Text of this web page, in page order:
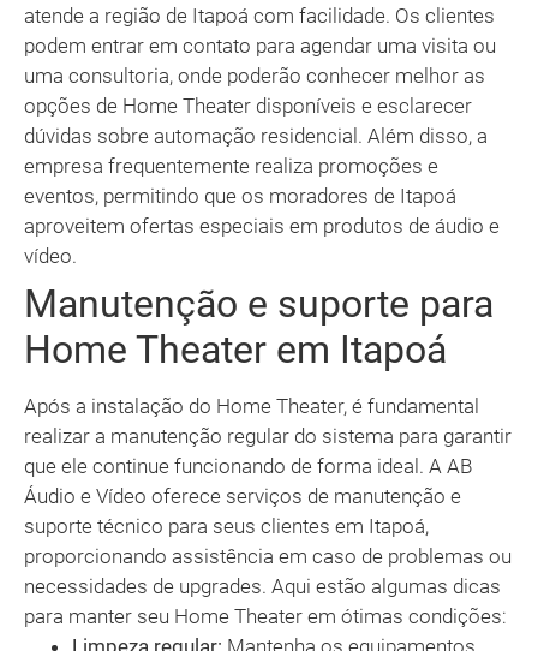
atende a região de Itapoá com facilidade. Os clientes
podem entrar em contato para agendar uma visita ou
uma consultoria, onde poderão conhecer melhor as
opções de Home Theater disponíveis e esclarecer
dúvidas sobre automação residencial. Além disso, a
empresa frequentemente realiza promoções e
eventos, permitindo que os moradores de Itapoá
aproveitem ofertas especiais em produtos de áudio e
vídeo.
Manutenção e suporte para
Home Theater em Itapoá
Após a instalação do Home Theater, é fundamental
realizar a manutenção regular do sistema para garantir
que ele continue funcionando de forma ideal. A AB
Áudio e Vídeo oferece serviços de manutenção e
suporte técnico para seus clientes em Itapoá,
proporcionando assistência em caso de problemas ou
necessidades de upgrades. Aqui estão algumas dicas
para manter seu Home Theater em ótimas condições: